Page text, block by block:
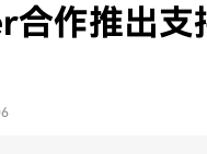
作推出支